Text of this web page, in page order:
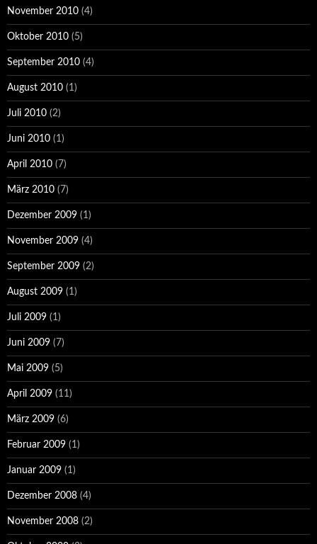
November 2010 (4)
Oktober 2010 (5)
September 2010 (4)
August 2010 (1)
Juli 2010 (2)
Juni 2010 (1)
April 2010 (7)
März 2010 (7)
Dezember 2009 (1)
November 2009 (4)
September 2009 (2)
August 2009 (1)
Juli 2009 (1)
Juni 2009 (7)
Mai 2009 (5)
April 2009 (11)
März 2009 (6)
Februar 2009 (1)
Januar 2009 (1)
Dezember 2008 (4)
November 2008 (2)